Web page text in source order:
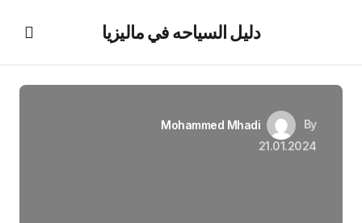
دليل السياحه في ماليزيا
By
Mohammed Mhadi
21.01.2024